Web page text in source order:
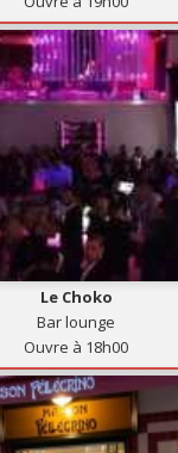
Le Choko
Bar lounge
Ouvre à 18h00